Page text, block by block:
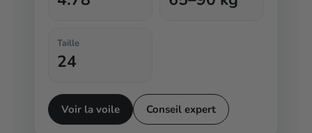
Taille
24
Voir la voile Conseil expert